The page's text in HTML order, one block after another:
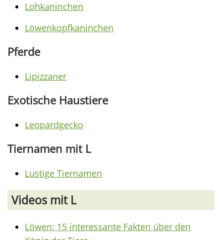
Lohkaninchen
Löwenkopfkaninchen
Pferde
Lipizzaner
Exotische Haustiere
Leopardgecko
Tiernamen mit L
Lustige Tiernamen
Videos mit L
Löwen: 15 interessante Fakten über den